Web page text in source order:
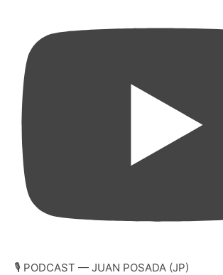
🎙️ PODCAST — JUAN POSADA (JP)